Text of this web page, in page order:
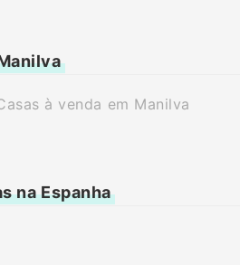
à venda em Manilva
na Espanha